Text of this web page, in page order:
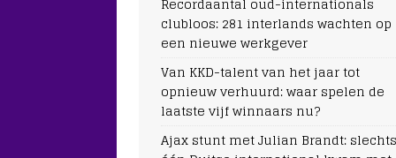
clubloos: 281 interlands wachten op
een nieuwe werkgever
Van KKD-talent van het jaar tot
opnieuw verhuurd: waar spelen de
laatste vijf winnaars nu?
Ajax stunt met Julian Brandt: slechts